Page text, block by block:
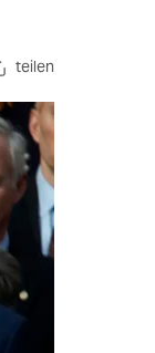
teilen